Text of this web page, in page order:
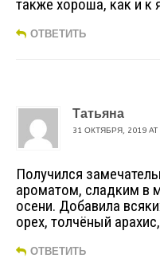
также хороша, как и к
ОТВЕТИТЬ
Татьяна
31 ОКТЯБРЯ, 2019
Получился
ароматом, сладким в
осени. Добавила
орех, толчёный
ОТВЕТИТЬ